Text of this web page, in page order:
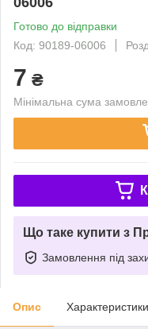
Готово до відправки
Код: 90189-06006
7 ₴
Мінімальна сума
Що таке купити з
Замовлення під
Опис Характеристики